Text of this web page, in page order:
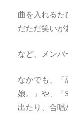
曲を入れるた
だただ笑いが
など、メンバ
なかでも、「
娘。」や、「
出たり、合唱